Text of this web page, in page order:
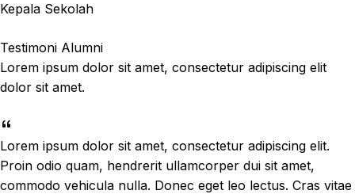
Kepala Sekolah
Testimoni Alumni
Lorem ipsum dolor sit amet, consectetur adipiscing elit
dolor sit amet.
Lorem ipsum dolor sit amet, consectetur adipiscing elit.
Proin odio quam, hendrerit ullamcorper dui sit amet,
commodo vehicula nulla. Donec eget leo lectus. Cras vitae